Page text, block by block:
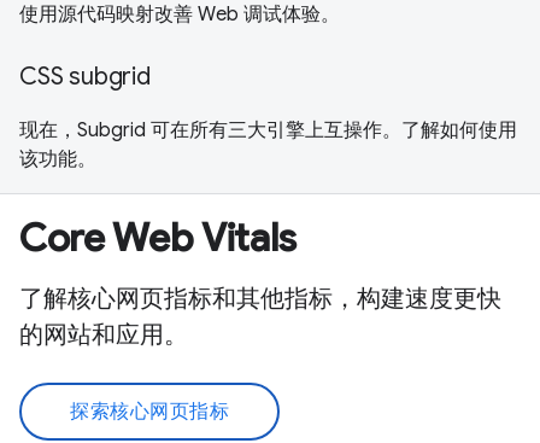
使用源代码映射改善 Web 调试体验。
CSS subgrid
现在，Subgrid 可在所有三大引擎上互操作。了解如何使用
该功能。
Core Web Vitals
了解核心网页指标和其他指标，构建速度更快
的网站和应用。
探索核心网页指标